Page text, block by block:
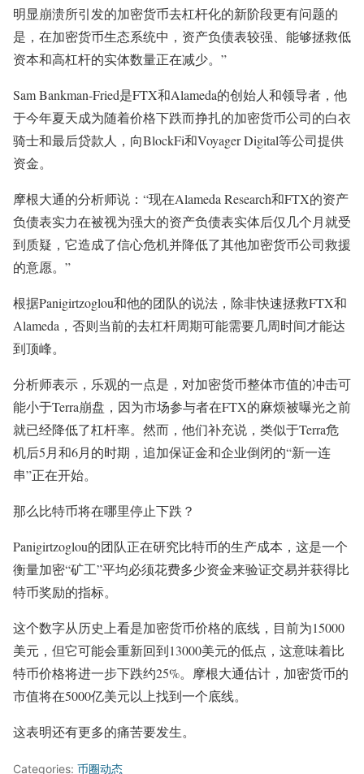
明显崩溃所引发的加密货币去杠杆化的新阶段更有问题的
是，在加密货币生态系统中，资产负债表较强、能够拯救低
资本和高杠杆的实体数量正在减少。”
Sam Bankman-Fried是FTX和Alameda的创始人和领导者，他
于今年夏天成为随着价格下跌而挣扎的加密货币公司的白衣
骑士和最后贷款人，向BlockFi和Voyager Digital等公司提供
资金。
摩根大通的分析师说：“现在Alameda Research和FTX的资产
负债表实力在被视为强大的资产负债表实体后仅几个月就受
到质疑，它造成了信心危机并降低了其他加密货币公司救援
的意愿。”
根据Panigirtzoglou和他的团队的说法，除非快速拯救FTX和
Alameda，否则当前的去杠杆周期可能需要几周时间才能达
到顶峰。
分析师表示，乐观的一点是，对加密货币整体市值的冲击可
能小于Terra崩盘，因为市场参与者在FTX的麻烦被曝光之前
就已经降低了杠杆率。然而，他们补充说，类似于Terra危
机后5月和6月的时期，追加保证金和企业倒闭的“新一连
串”正在开始。
那么比特币将在哪里停止下跌？
Panigirtzoglou的团队正在研究比特币的生产成本，这是一个
衡量加密“矿工”平均必须花费多少资金来验证交易并获得比
特币奖励的指标。
这个数字从历史上看是加密货币价格的底线，目前为15000
美元，但它可能会重新回到13000美元的低点，这意味着比
特币价格将进一步下跌约25%。摩根大通估计，加密货币的
市值将在5000亿美元以上找到一个底线。
这表明还有更多的痛苦要发生。
Categories: 币圈动态